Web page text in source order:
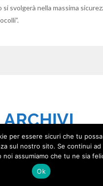
svolgerà nella massima
ARCHIVI
per essere sicuri che tu
sul nostro sito. Se continui ad
noi assumiamo che tu ne sia
Ok